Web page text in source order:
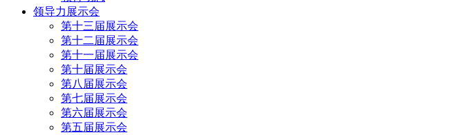
领导力展示会
第十三届展示会
第十二届展示会
第十一届展示会
第十届展示会
第八届展示会
第七届展示会
第六届展示会
第五届展示会